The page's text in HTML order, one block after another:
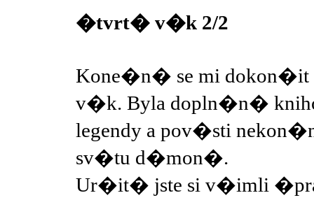
�tvrt� v�k 2/2
Kone�n� se mi
v�k. Byla dopln�n�
legendy a pov�sti
sv�tu d�mon�.
Ur�it� jste si v�imli